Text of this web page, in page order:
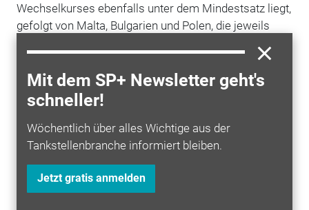
Mit dem SP+ Newsletter geht's
schneller!
Wöchentlich über alles Wichtige aus der
Tankstellenbranche informiert bleiben.
Jetzt gratis anmelden
Wechselkurses ebenfalls unter dem Mindestsatz liegt,
gefolgt von Malta, Bulgarien und Polen, die jeweils
Einflussfaktoren auf die
Spritpreisentwicklung
europäischen Ländern erheblich gestiegen, was zum
Teil auf den Einmarsch Russlands in der
zurückzuführen ist. Elf Länder senkten vorübergehend
die Steuern auf Benzin und Diesel, um den